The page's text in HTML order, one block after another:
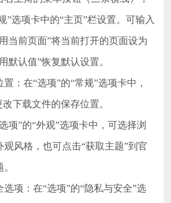
”选项卡中的“主页”栏设置。可输入
当前页面”将当前打开的页面设为
默认值”恢复默认设置。
在“选项”的“常规”选项卡中，
下载文件的保存位置。
”的“外观”选项卡中，可选择浏
风格，也可点击“获取主题”到官
：在“选项”的“隐私与安全”选